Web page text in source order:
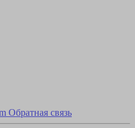
Обратная связь